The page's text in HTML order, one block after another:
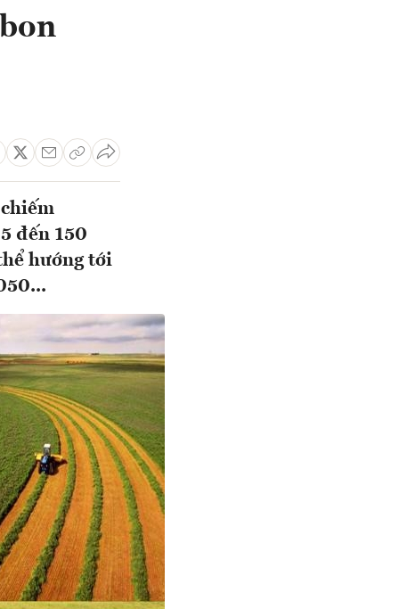
đến 150
hướng tới